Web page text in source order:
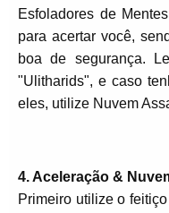
Esfoladores de
para acertar você,
boa de segurança.
"Ulitharids", e caso
eles, utilize Nuvem
4. Aceleração &
Primeiro utilize o